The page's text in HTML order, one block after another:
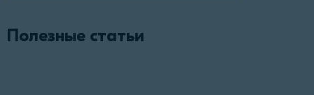
Полезные статьи